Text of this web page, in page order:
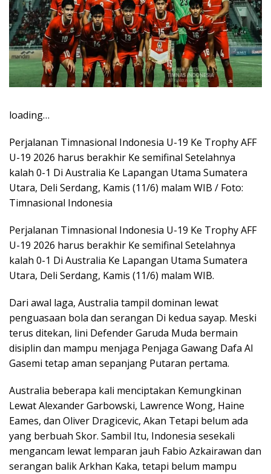
loading…
Perjalanan Timnasional Indonesia U-19 Ke Trophy AFF
U-19 2026 harus berakhir Ke semifinal Setelahnya
kalah 0-1 Di Australia Ke Lapangan Utama Sumatera
Utara, Deli Serdang, Kamis (11/6) malam WIB / Foto:
Timnasional Indonesia
Perjalanan Timnasional Indonesia U-19 Ke Trophy AFF
U-19 2026 harus berakhir Ke semifinal Setelahnya
kalah 0-1 Di Australia Ke Lapangan Utama Sumatera
Utara, Deli Serdang, Kamis (11/6) malam WIB.
Dari awal laga, Australia tampil dominan lewat
penguasaan bola dan serangan Di kedua sayap. Meski
terus ditekan, lini Defender Garuda Muda bermain
disiplin dan mampu menjaga Penjaga Gawang Dafa Al
Gasemi tetap aman sepanjang Putaran pertama.
Australia beberapa kali menciptakan Kemungkinan
Lewat Alexander Garbowski, Lawrence Wong, Haine
Eames, dan Oliver Dragicevic, Akan Tetapi belum ada
yang berbuah Skor. Sambil Itu, Indonesia sesekali
mengancam lewat lemparan jauh Fabio Azkairawan dan
serangan balik Arkhan Kaka, tetapi belum mampu